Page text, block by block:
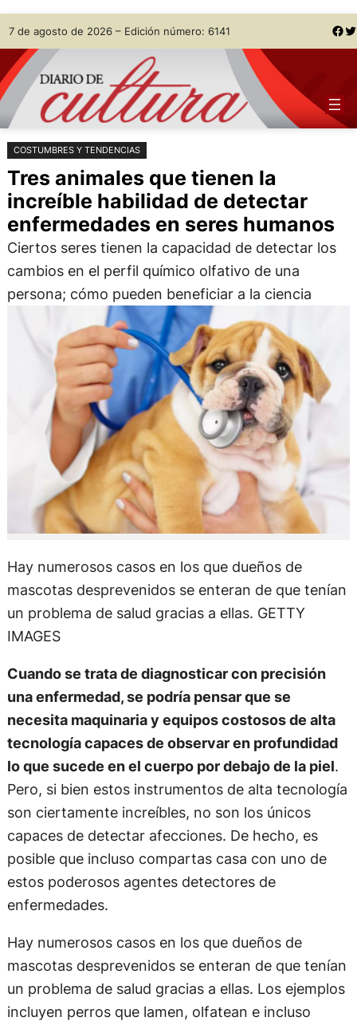
Saltar
al
contenido
Skip
to
content
7 de agosto de 2026 – Edición número: 6141 Facebook Twitter
COSTUMBRES Y TENDENCIAS
Tres animales que tienen la
increíble habilidad de detectar
enfermedades en seres humanos
Ciertos seres tienen la capacidad de detectar los
cambios en el perfil químico olfativo de una
persona; cómo pueden beneficiar a la ciencia
Hay numerosos casos en los que dueños de
mascotas desprevenidos se enteran de que tenían
un problema de salud gracias a ellas. GETTY
IMAGES
Cuando se trata de diagnosticar con precisión
una enfermedad, se podría pensar que se
necesita maquinaria y equipos costosos de alta
tecnología capaces de observar en profundidad
lo que sucede en el cuerpo por debajo de la piel.
Pero, si bien estos instrumentos de alta tecnología
son ciertamente increíbles, no son los únicos
capaces de detectar afecciones. De hecho, es
posible que incluso compartas casa con uno de
estos poderosos agentes detectores de
enfermedades.
Hay numerosos casos en los que dueños de
mascotas desprevenidos se enteran de que tenían
un problema de salud gracias a ellas. Los ejemplos
incluyen perros que lamen, olfatean e incluso